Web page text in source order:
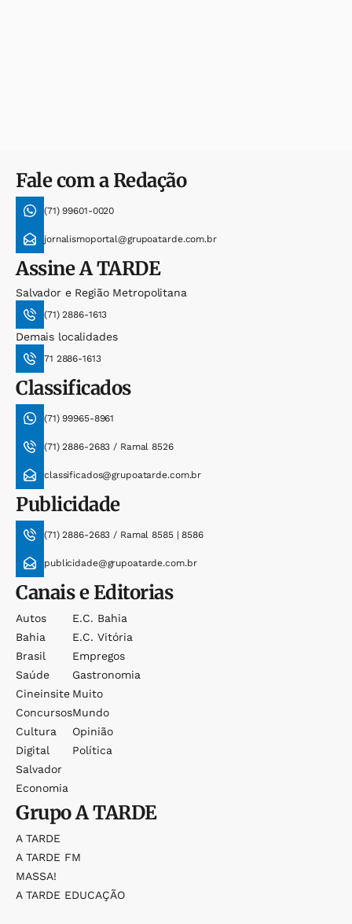
Fale com a Redação
(71) 99601-0020
jornalismoportal@grupoatarde.com.br
AssineA TARDE
Salvador e Região Metropolitana
(71) 2886-1613
Demais localidades
71 2886-1613
Classificados
(71) 99965-8961
(71) 2886-2683 / Ramal 8526
classificados@grupoatarde.com.br
Publicidade
(71) 2886-2683 / Ramal 8585 | 8586
publicidade@grupoatarde.com.br
Canais e Editorias
Autos
Bahia
Brasil
Saúde
Cineinsite
Concursos
Cultura
Digital
Salvador
Economia
E.c. Bahia
E.c. Vitória
Empregos
Gastronomia
Muito
Mundo
Opinião
Política
GrupoA TARDE
A TARDE
A TARDE FM
MASSA!
A TARDE EDUCAÇÃO